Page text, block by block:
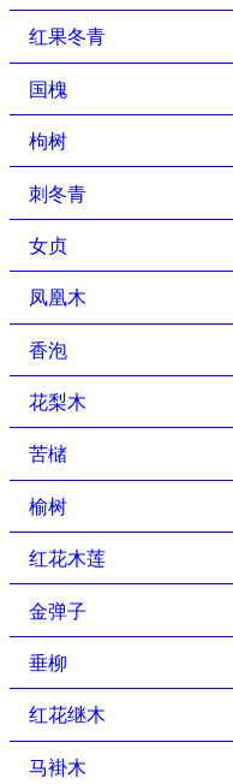
红果冬青
国槐
枸树
刺冬青
女贞
凤凰木
香泡
花梨木
苦槠
榆树
红花木莲
金弹子
垂柳
红花继木
马褂木